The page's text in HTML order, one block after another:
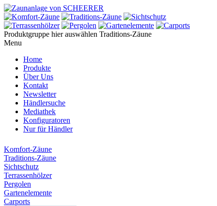
Produktgruppe hier auswählen Traditions-Zäune
Menu
Home
Produkte
Über Uns
Kontakt
Newsletter
Händlersuche
Mediathek
Konfiguratoren
Nur für Händler
Komfort-Zäune
Traditions-Zäune
Sichtschutz
Terrassenhölzer
Pergolen
Gartenelemente
Carports